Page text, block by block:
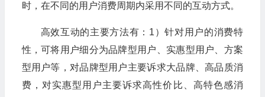
时，在不同的用户消费周期内采用不同的互动方式。
高效互动的主要方法有：1）针对用户的消费特
性，可将用户细分为品牌型用户、实惠型用户、方案
型用户等，对品牌型用户主要诉求大品牌、高品质消
费，对实惠型用户主要诉求高性价比、高特色感消